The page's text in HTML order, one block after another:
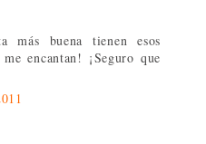
más buena tienen esos
encantan! ¡Seguro que